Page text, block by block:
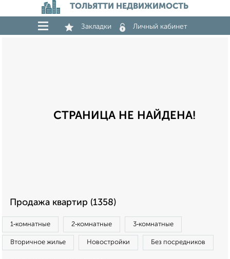
ТОЛЬЯТТИ НЕДВИЖИМОСТЬ
Закладки Личный кабинет
СТРАНИЦА НЕ НАЙДЕНА!
Продажа квартир (1358)
1‑комнатные 2‑комнатные 3‑комнатные
Вторичное жилье Новостройки Без посредников